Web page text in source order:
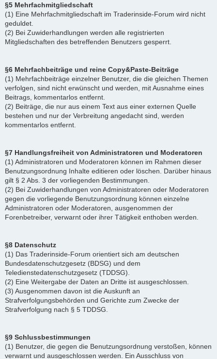
§5 Mehrfachmitgliedschaft
(1) Eine Mehrfachmitgliedschaft im Traderinside-Forum wird nicht
geduldet.
(2) Bei Zuwiderhandlungen werden alle registrierten
Mitgliedschaften des betreffenden Benutzers gesperrt.
§6 Mehrfachbeiträge und reine Copy&Paste-Beiträge
(1) Mehrfachbeiträge einzelner Benutzer, die die gleichen Themen
verfolgen, sind nicht erwünscht und werden, mit Ausnahme eines
Beitrags, kommentarlos entfernt.
(2) Beiträge, die nur aus einem Text aus einer externen Quelle
bestehen und nur der Verbreitung angedacht sind, werden
kommentarlos entfernt.
§7 Handlungsfreiheit von Administratoren und Moderatoren
(1) Administratoren und Moderatoren können im Rahmen dieser
Benutzungsordnung Inhalte editieren oder löschen. Darüber hinaus
gilt § 2 Abs. 3 der vorliegenden Bestimmungen.
(2) Bei Zuwiderhandlungen von Administratoren oder Moderatoren
gegen die vorliegende Benutzungsordnung können einzelne
Administratoren oder Moderatoren, ausgenommen der
Forenbetreiber, verwarnt oder ihrer Tätigkeit enthoben werden.
§8 Datenschutz
(1) Das Traderinside-Forum orientiert sich am deutschen
Bundesdatenschutzgesetz (BDSG) und dem
Teledienstedatenschutzgesetz (TDDSG).
(2) Eine Weitergabe der Daten an Dritte ist ausgeschlossen.
(3) Ausgenommen davon ist die Auskunft an
Strafverfolgungsbehörden und Gerichte zum Zwecke der
Strafverfolgung nach § 5 TDDSG.
§9 Schlussbestimmungen
(1) Benutzer, die gegen die Benutzungsordnung verstoßen, können
verwarnt und ausgeschlossen werden. Ein Ausschluss von